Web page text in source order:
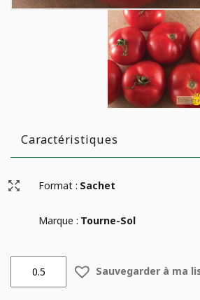
Caractéristiques
Format : Sachet
Marque : Tourne-Sol
Tomate
Sauvegarder à ma